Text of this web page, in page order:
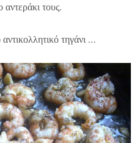
τους.
τηγάνι …